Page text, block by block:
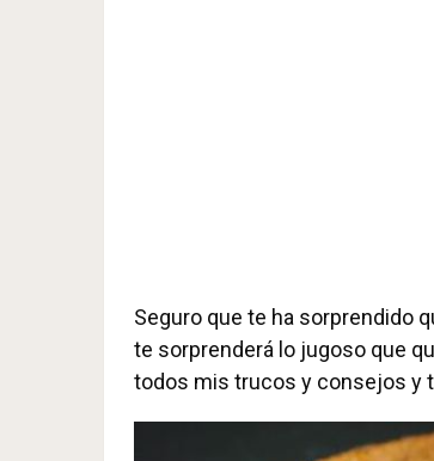
Seguro que te ha sorprendido
te sorprenderá lo jugoso que
todos mis trucos y consejos y